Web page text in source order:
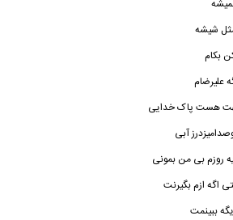
شیشه
بکام
علیرضام
هست پاک خدایی
آبی
روزم بی من بمونی
ازم بگیرنت
ببینمت